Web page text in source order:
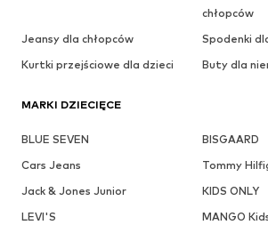
chłopców
Jeansy dla chłopców
Spodenki
Kurtki przejściowe dla dzieci
Buty dla
MARKI DZIECIĘCE
BLUE SEVEN
BISGAARD
Cars Jeans
Tommy
Jack & Jones Junior
KIDS ONLY
LEVI'S
MANGO